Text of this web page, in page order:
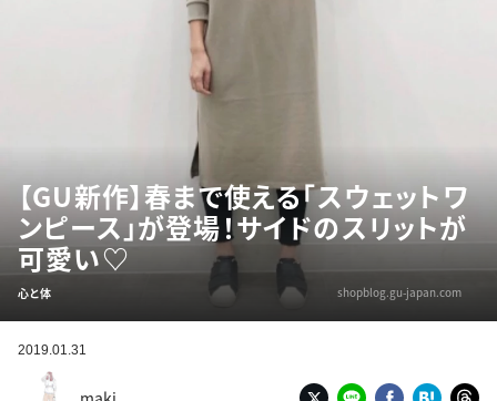
【GU新作】春まで使える「スウェットワ
ンピース」が登場！サイドのスリットが
可愛い♡
心と体 shopblog.gu-japan.com
2019.01.31